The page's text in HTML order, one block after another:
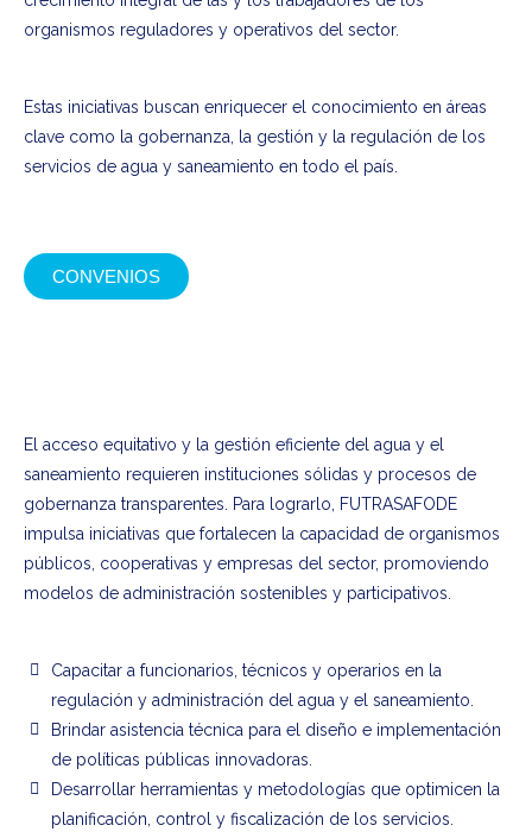
organismos reguladores y operativos del sector.
Estas iniciativas buscan enriquecer el conocimiento en áreas
clave como la gobernanza, la gestión y la regulación de los
servicios de agua y saneamiento en todo el país.
CONVENIOS
El acceso equitativo y la gestión eficiente del agua y el
saneamiento requieren instituciones sólidas y procesos de
gobernanza transparentes. Para lograrlo, FUTRASAFODE
impulsa iniciativas que fortalecen la capacidad de organismos
públicos, cooperativas y empresas del sector, promoviendo
modelos de administración sostenibles y participativos.
Capacitar a funcionarios, técnicos y operarios en la
regulación y administración del agua y el saneamiento.
Brindar asistencia técnica para el diseño e implementación
de políticas públicas innovadoras.
Desarrollar herramientas y metodologías que optimicen la
planificación, control y fiscalización de los servicios.